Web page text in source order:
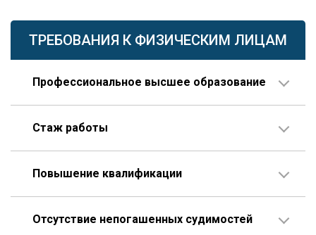
ТРЕБОВАНИЯ К ФИЗИЧЕСКИМ ЛИЦАМ
Профессиональное высшее образование
проектирования.
Стаж работы
или больше, 3 года из которых – на руководящей
Опыт работы по специальности – не менее 10 лет,
которые отсчитываются только после получения диплома
Повышение квалификации
раз в течение последних пяти лет.
Отсутствие непогашенных судимостей